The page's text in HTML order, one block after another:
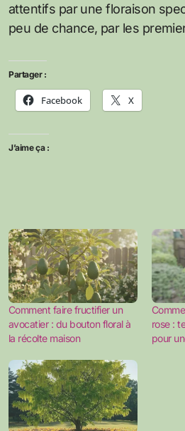
attentifs par une floraison
peu de chance, par les
Partager :
Facebook X
J’aime ça :
Comment faire fructifier un
avocatier : du bouton floral à
la récolte maison
rose :
pour